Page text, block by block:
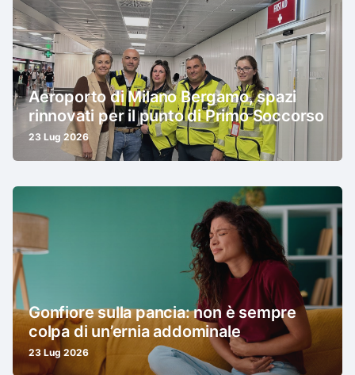
Aeroporto di Milano Bergamo, spazi
rinnovati per il punto di Primo Soccorso
23 Lug 2026
Gonfiore sulla pancia: non è sempre
colpa di un’ernia addominale
23 Lug 2026